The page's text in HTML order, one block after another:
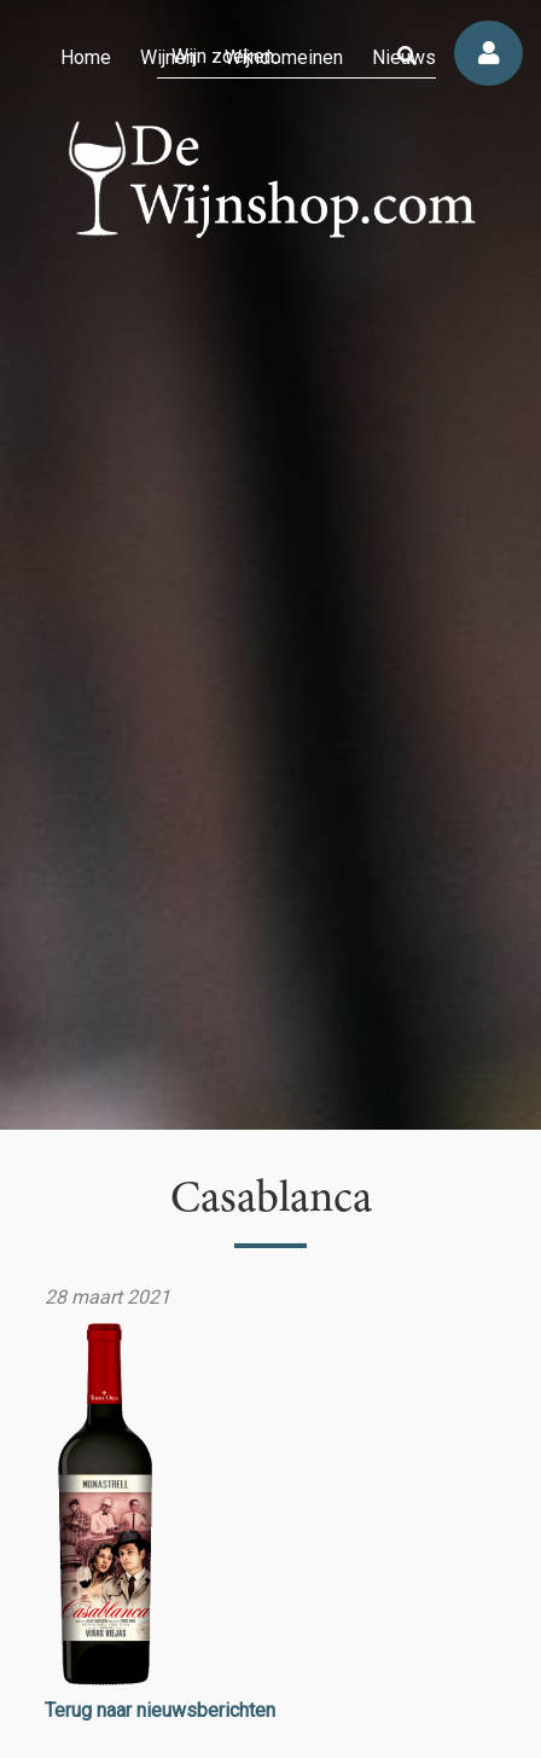
Home Wijnen Wijndomeinen Nieuws
Casablanca
28 maart 2021
Terug naar nieuwsberichten